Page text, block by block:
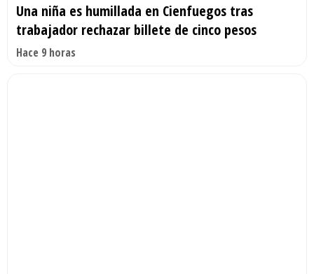
Una niña es humillada en Cienfuegos tras
trabajador rechazar billete de cinco pesos
Hace 9 horas